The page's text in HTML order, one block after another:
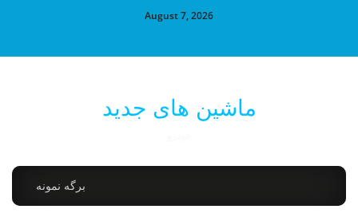
August 7, 2026
ماشین های جدید
برگه نمونه